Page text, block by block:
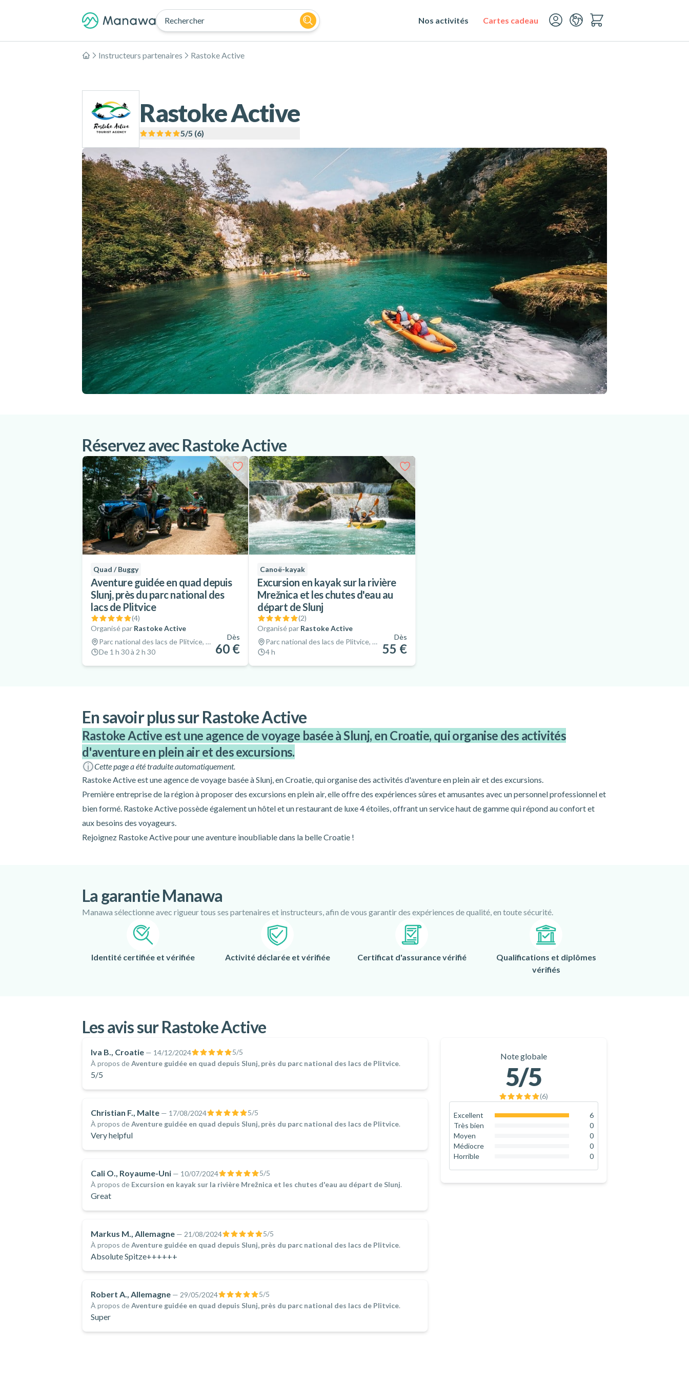
Rechercher Nos activités Cartes cadeau
Accueil
Instructeurs partenaires Rastoke Active
Rastoke Active
5/5 (6)
Réservez avec Rastoke Active
Quad / Buggy
Aventure guidée en quad depuis
Slunj, près du parc national des
lacs de Plitvice
(4)
Organisé par Rastoke Active
Parc national des lacs de Plitvice, Croatie
De 1 h 30 à 2 h 30
Dès
60 €
Canoë-kayak
Excursion en kayak sur la rivière
Mrežnica et les chutes d'eau au
départ de Slunj
(2)
Organisé par Rastoke Active
Parc national des lacs de Plitvice, Croatie
4 h
Dès
55 €
En savoir plus sur Rastoke Active
Rastoke Active est une agence de voyage basée à Slunj, en Croatie, qui organise des activités
d'aventure en plein air et des excursions.
Cette page a été traduite automatiquement.
Rastoke Active est une agence de voyage basée à Slunj, en Croatie, qui organise des activités d'aventure en plein air et des excursions.
Première entreprise de la région à proposer des excursions en plein air, elle offre des expériences sûres et amusantes avec un personnel professionnel et
bien formé. Rastoke Active possède également un hôtel et un restaurant de luxe 4 étoiles, offrant un service haut de gamme qui répond au confort et
aux besoins des voyageurs.
Rejoignez Rastoke Active pour une aventure inoubliable dans la belle Croatie !
La garantie Manawa
Manawa sélectionne avec rigueur tous ses partenaires et instructeurs, afin de vous garantir des expériences de qualité, en toute sécurité.
Identité certifiée et vérifiée Activité déclarée et vérifiée Certificat d'assurance vérifié
Qualifications et diplômes
vérifiés
Les avis sur Rastoke Active
Note globale
5/5
(6)
Excellent
6
Très bien
0
Moyen
0
Médiocre
0
Horrible
0
Iva B., Croatie — 14/12/2024 5/5
À propos deAventure guidée en quad depuis Slunj, près du parc national des lacs de Plitvice.
5/5
Christian F., Malte — 17/08/2024 5/5
À propos deAventure guidée en quad depuis Slunj, près du parc national des lacs de Plitvice.
Very helpful
Cali O., Royaume-Uni — 10/07/2024 5/5
À propos de Excursion en kayak sur la rivière Mrežnica et les chutes d'eau au départ de Slunj.
Great
Markus M., Allemagne — 21/08/2024 5/5
À propos deAventure guidée en quad depuis Slunj, près du parc national des lacs de Plitvice.
Absolute Spitze++++++
Robert A., Allemagne — 29/05/2024 5/5
À propos deAventure guidée en quad depuis Slunj, près du parc national des lacs de Plitvice.
Super